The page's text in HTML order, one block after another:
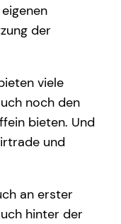
der
viele
noch den
bieten. Und
und
an erster
hinter der